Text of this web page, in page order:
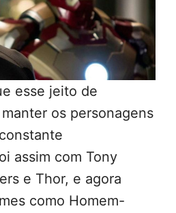
esse jeito de
os personagens
assim com Tony
e Thor, e agora
como Homem-